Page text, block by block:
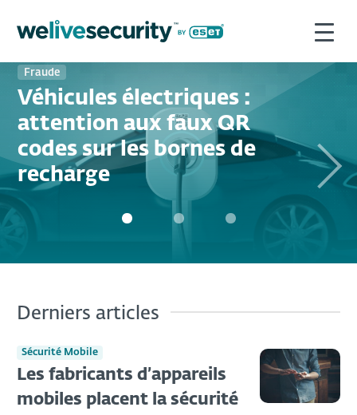
Fraude
Véhicules électriques :
attention aux faux QR
codes sur les bornes de
recharge
Next
Derniers articles
Sécurité Mobile
Les fabricants d’appareils
mobiles placent la sécurité